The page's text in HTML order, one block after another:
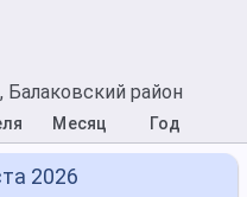
Балаковский район
Месяц Год
2026